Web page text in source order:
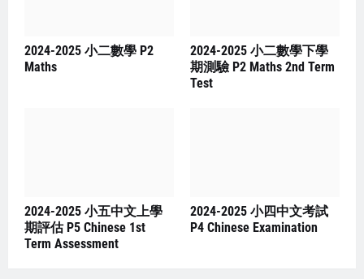
2024-2025 小二數學 P2
Maths
2024-2025 小二數學下學
期測驗 P2 Maths 2nd Term
Test
2024-2025 小五中文上學
期評估 P5 Chinese 1st
Term Assessment
2024-2025 小四中文考試
P4 Chinese Examination